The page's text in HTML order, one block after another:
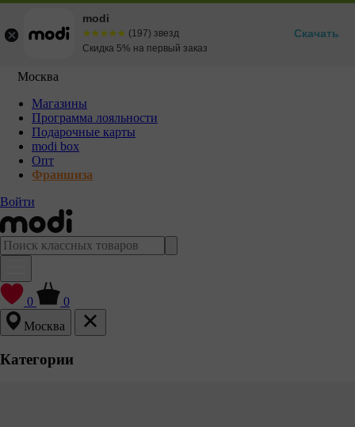
Москва
Магазины
Программа лояльности
Подарочные карты
modi box
Опт
Франшиза
Войти
0
0
Москва
Категории
modi
☆☆☆☆☆
★★★★★ (197) звезд
Скидка 5% на первый заказ
Скачать